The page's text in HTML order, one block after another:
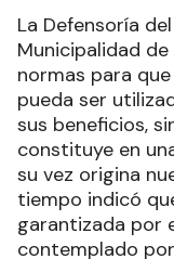
La Defensoría
Municipalidad
normas para
pueda ser
sus beneficios,
constituye en
su vez origina
tiempo indicó
garantizada por
contemplado